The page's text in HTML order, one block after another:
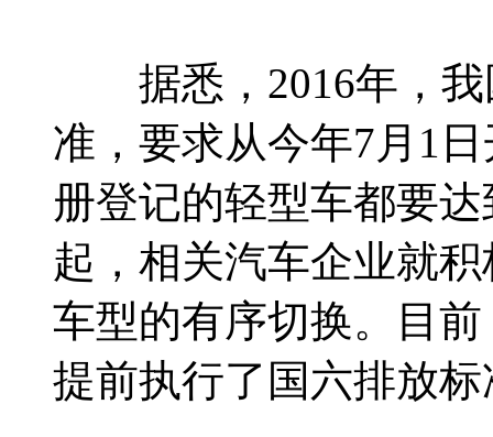
据悉，2016年，我
准，要求从今年7月1
册登记的轻型车都要
起，相关汽车企业就
车型的有序切换。目
提前执行了国六排放标